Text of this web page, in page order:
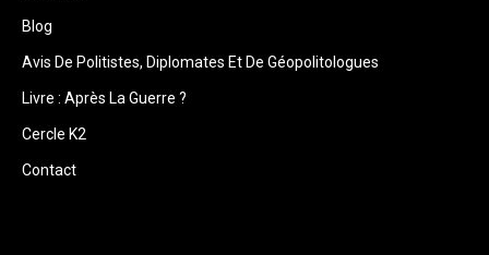
Blog
Avis De Politistes, Diplomates Et De Géopolitologues
Livre : Après La Guerre ?
Cercle K2
Contact